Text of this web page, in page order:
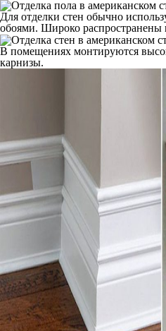
Для отделки стен обычно
обоями. Широко распространены
В помещениях монтируются
карнизы.